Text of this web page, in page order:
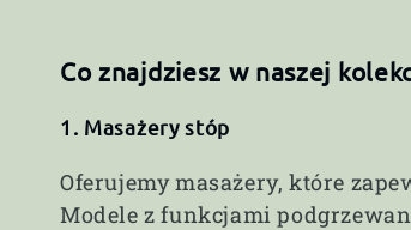
:
Co znajdziesz w naszej
1. Masażery stóp
Oferujemy masażery, które
Modele z funkcjami